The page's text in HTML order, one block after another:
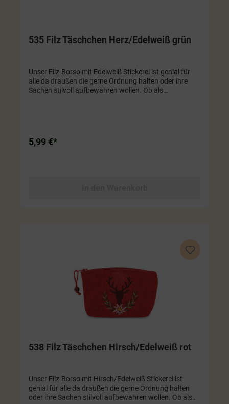
535 Filz Täschchen Herz/Edelweiß grün
Unser Filz-Borso mit Edelweiß Stickerei ist genial für
alle da draußen die gerne Ordnung halten oder ihre
Sachen stilvoll aufbewahren wollen. Ob als
5,99 €*
538 Filz Täschchen Hirsch/Edelweiß rot
Unser Filz-Borso mit Hirsch/Edelweiß Stickerei ist
genial für alle da draußen die gerne Ordnung halten
oder ihre Sachen stilvoll aufbewahren wollen. Ob als